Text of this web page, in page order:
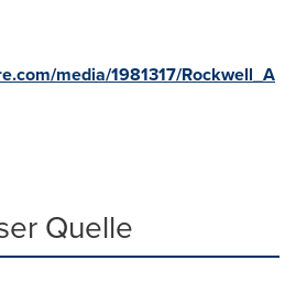
media/1981317/Rockwell_A
Quelle